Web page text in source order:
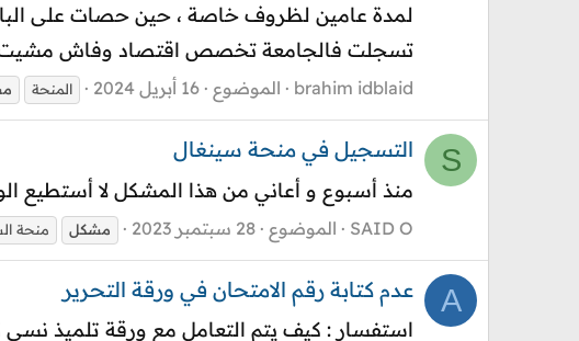
تسجلت فالجامعة تخصص اقتصاد وفاش
brahim idblaid الموضوع 16 أبريل 2024 المنحة
S التسجيل في منحة سينغال
منذ أسبوع و أعاني من هذا المشكل لا أستطيع
SAID O الموضوع 28 سبتمبر 2023 مشكل منحة
A عدم كتابة رقم الامتحان في ورقة التحرير
استفسار : كيف يتم التعامل مع ورقة تلميذ نسي